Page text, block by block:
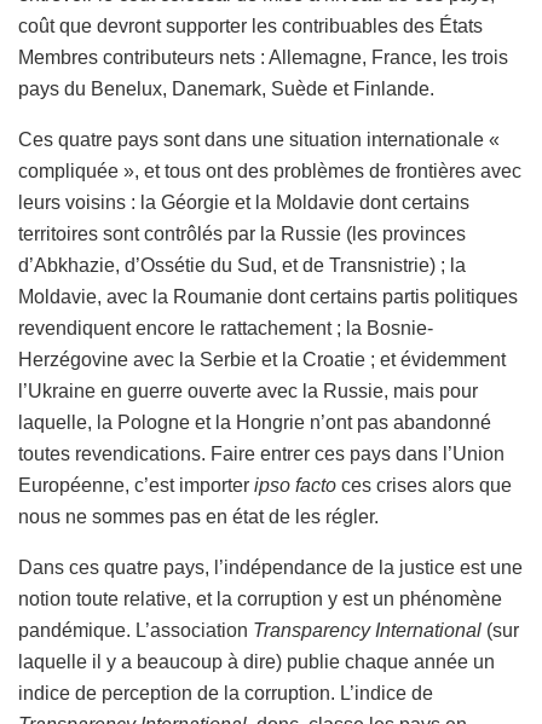
coût que devront supporter les contribuables des États
Membres contributeurs nets : Allemagne, France, les trois
pays du Benelux, Danemark, Suède et Finlande.
Ces quatre pays sont dans une situation internationale «
compliquée », et tous ont des problèmes de frontières avec
leurs voisins : la Géorgie et la Moldavie dont certains
territoires sont contrôlés par la Russie (les provinces
d’Abkhazie, d’Ossétie du Sud, et de Transnistrie) ; la
Moldavie, avec la Roumanie dont certains partis politiques
revendiquent encore le rattachement ; la Bosnie-
Herzégovine avec la Serbie et la Croatie ; et évidemment
l’Ukraine en guerre ouverte avec la Russie, mais pour
laquelle, la Pologne et la Hongrie n’ont pas abandonné
toutes revendications. Faire entrer ces pays dans l’Union
Européenne, c’est importer ipso facto ces crises alors que
nous ne sommes pas en état de les régler.
Dans ces quatre pays, l’indépendance de la justice est une
notion toute relative, et la corruption y est un phénomène
pandémique. L’association Transparency International (sur
laquelle il y a beaucoup à dire) publie chaque année un
indice de perception de la corruption. L’indice de